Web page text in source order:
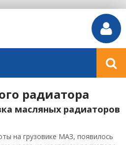
радиатора
масляных радиаторов
на грузовике МАЗ, появилось